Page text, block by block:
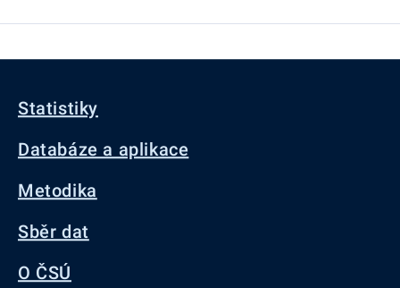
Statistiky
Databáze a aplikace
Metodika
Sběr dat
O ČSÚ